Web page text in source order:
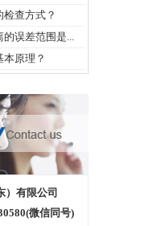
查方式？
误差范围是...
本原理？
）有限公司
微信同号)